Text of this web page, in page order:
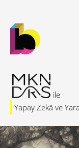
Yapay Zekâ ve